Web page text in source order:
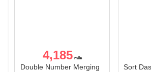
4,185
Double Number Merging